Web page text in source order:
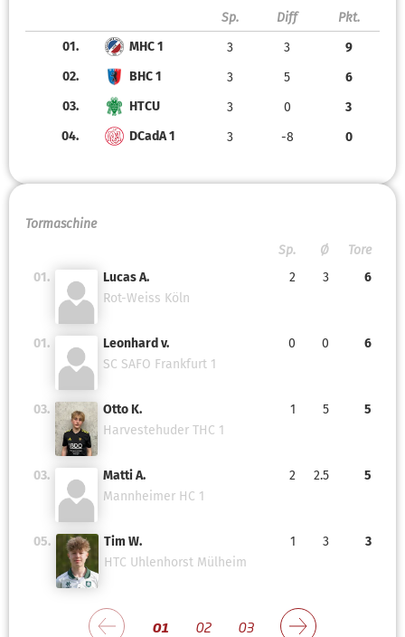
Sp. Diff
Pkt.
01.
MHC 1 3 3
9
02.
BHC 1 3 5
6
03.
HTCU 3 0
3
04.
DCadA 1 3 -8 0
Tormaschine
Sp.
Ø
Tore
01.
Lucas A.
Rot-Weiss Köln
2 3 6
01.
Leonhard v.
SC SAFO Frankfurt 1
0 0 6
03.
Otto K.
Harvestehuder THC 1
1 5 5
03.
Matti A.
Mannheimer HC 1
2 2.5 5
05.
Tim W.
HTC Uhlenhorst Mülheim
1 3 3
01 02 03